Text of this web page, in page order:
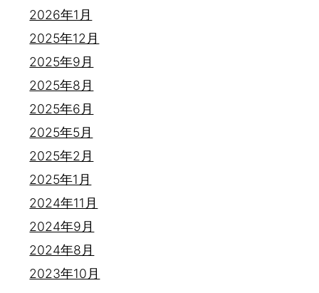
2026年1月
2025年12月
2025年9月
2025年8月
2025年6月
2025年5月
2025年2月
2025年1月
2024年11月
2024年9月
2024年8月
2023年10月